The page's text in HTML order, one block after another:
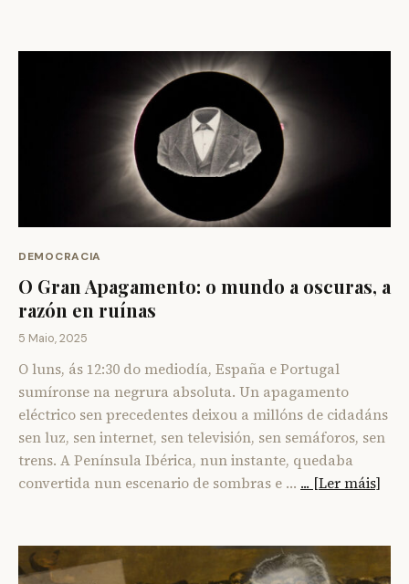
DEMOCRACIA
O Gran Apagamento: o mundo a oscuras, a
razón en ruínas
5 Maio, 2025
O luns, ás 12:30 do mediodía, España e Portugal
sumíronse na negrura absoluta. Un apagamento
eléctrico sen precedentes deixou a millóns de cidadáns
sen luz, sen internet, sen televisión, sen semáforos, sen
trens. A Península Ibérica, nun instante, quedaba
convertida nun escenario de sombras e … ... [Ler máis]